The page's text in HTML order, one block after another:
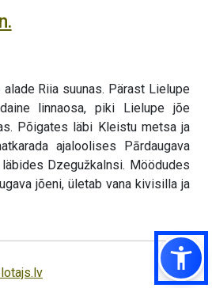
Riia suunas. Pärast Lielupe
linnaosa, piki Lielupe jõe
Põigates läbi Kleistu metsa ja
ajaloolises Pārdaugava
Dzegužkalnsi. Möödudes
jõeni, ületab vana kivisilla ja